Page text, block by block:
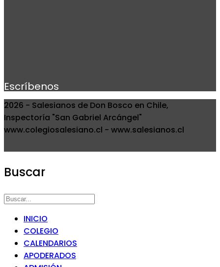
Escríbenos
2026 - Salesianos de Don Bosco en Chile,
Inspectoría "San Gabriel Arcángel"
www.colegiosalesiano.cl - www.salesianos.cl
Buscar
INICIO
COLEGIO
CALENDARIOS
APODERADOS